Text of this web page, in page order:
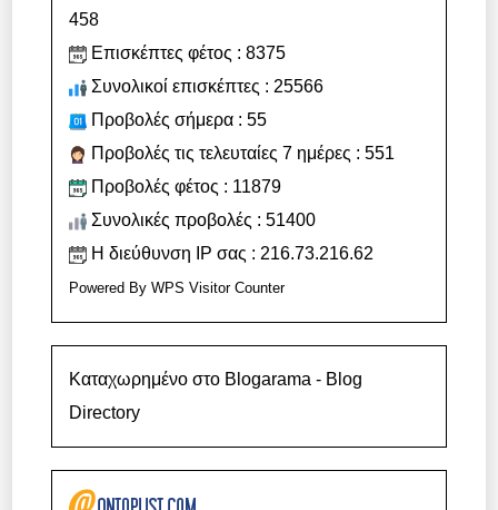
458
Επισκέπτες φέτος : 8375
Συνολικοί επισκέπτες : 25566
Προβολές σήμερα : 55
Προβολές τις τελευταίες 7 ημέρες : 551
Προβολές φέτος : 11879
Συνολικές προβολές : 51400
Η διεύθυνση IP σας : 216.73.216.62
Powered ByWPS Visitor Counter
Καταχωρημένο στο Blogarama - Blog
Directory